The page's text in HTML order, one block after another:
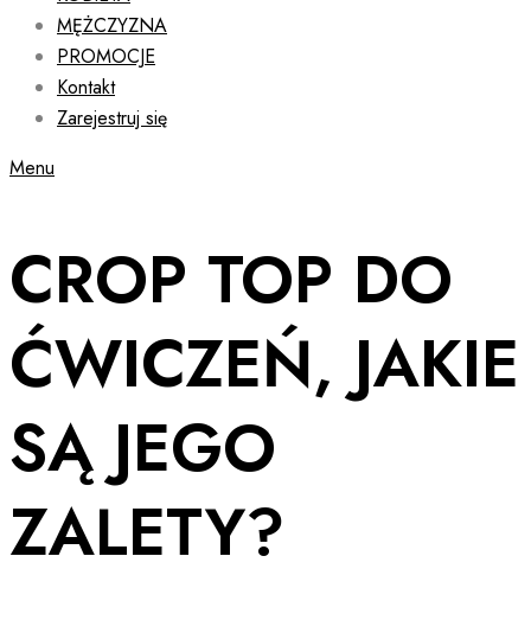
MĘŻCZYZNA
PROMOCJE
Kontakt
Zarejestruj się
Menu
CROP TOP DO
ĆWICZEŃ, JAKIE
SĄ JEGO
ZALETY?